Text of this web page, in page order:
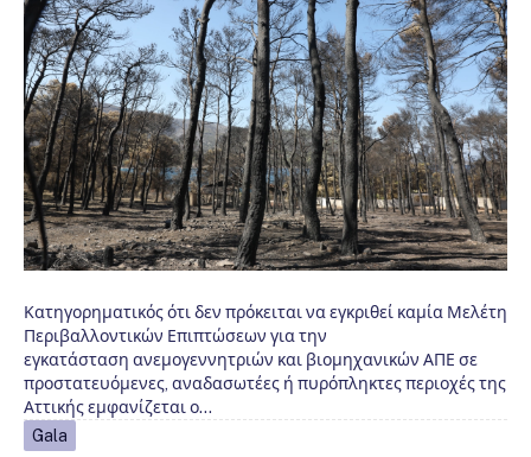
Κατηγορηματικός ότι δεν πρόκειται να εγκριθεί καμία Μελέτη
Περιβαλλοντικών Επιπτώσεων για την
εγκατάσταση ανεμογεννητριών και βιομηχανικών ΑΠΕ σε
προστατευόμενες, αναδασωτέες ή πυρόπληκτες περιοχές της
Αττικής εμφανίζεται ο…
Gala